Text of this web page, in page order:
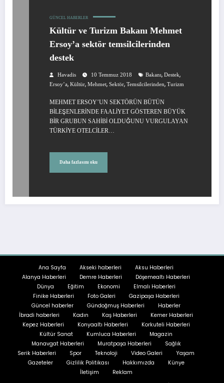
GÜNCEL HABERLER
Kültür ve Turizm Bakanı Mehmet
Ersoy’a sektör temsilcilerinden
destek
Havadis 10 Temmuz 2018 Bakanı, Destek,
Ersoy’a, Kültür, Mehmet, Sektör, Temsilcilerinden, Turizm
MEHMET ERSOY’UN SEKTÖRÜN BÜTÜN
BİLEŞENLERİNDE FAALİYET GÖSTEREN BÜYÜK
BİR GRUBUN SAHİBİ OLDUĞUNU VURGULAYAN
TÜRKİYE OTELCİLER…
Daha fazlasını oku
Ana Sayfa Akseki haberleri
Aksu Haberleri
Alanya Haberleri
Demre Haberleri
Döşemealtı Haberleri
Dünya
Eğitim Ekonomi
Elmalı Haberleri
Finike Haberleri
Foto Galeri
Gazipaşa Haberleri
Güncel haberler
Gündoğmuş Haberleri
Haberler
İbradi haberleri
Kadın Kaş Haberleri
Kemer Haberleri
Kepez Haberleri
Konyaaltı Haberleri
Korkuteli Haberleri
Kültür Sanat
Kumluca Haberleri
Magazin
Manavgat Haberleri
Muratpaşa Haberleri
Sağlık
Serik Haberleri
Spor Teknoloji Video Galeri
Yaşam
Gazeteler
Gizlilik Politikası Hakkımızda
Künye
İletişim
Reklam